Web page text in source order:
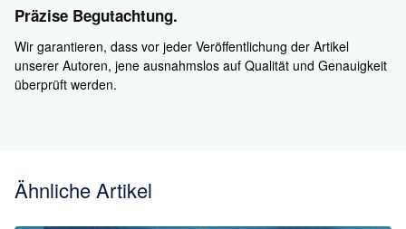
Präzise Begutachtung.
Wir garantieren, dass vor jeder Veröffentlichung der Artikel
unserer Autoren, jene ausnahmslos auf Qualität und Genauigkeit
überprüft werden.
Ähnliche Artikel